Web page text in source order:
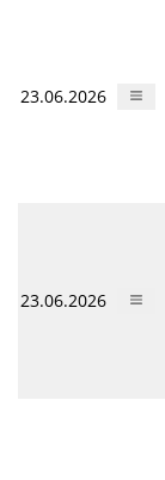
23.06.2026
23.06.2026